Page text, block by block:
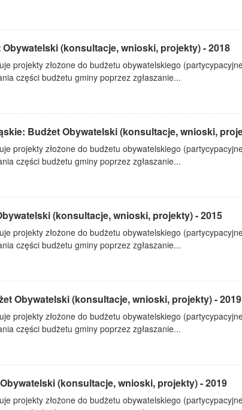
Obywatelski (konsultacje, wnioski, projekty) - 2018
projekty złożone do budżetu obywatelskiego
części budżetu gminy poprzez zgłaszanie...
Budżet Obywatelski (konsultacje, wnioski,
projekty złożone do budżetu obywatelskiego
części budżetu gminy poprzez zgłaszanie...
(konsultacje, wnioski, projekty) - 2015
projekty złożone do budżetu obywatelskiego
części budżetu gminy poprzez zgłaszanie...
Obywatelski (konsultacje, wnioski, projekty) - 2019
projekty złożone do budżetu obywatelskiego
części budżetu gminy poprzez zgłaszanie...
(konsultacje, wnioski, projekty) - 2019
projekty złożone do budżetu obywatelskiego